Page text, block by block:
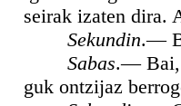
seirak izaten dira.
Sekundin.—
Sabas.— Bai,
guk ontzijaz